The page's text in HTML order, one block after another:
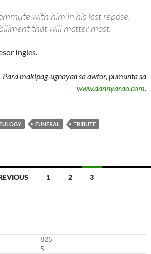
with him in his last repose,
that will matter most.
Ingles.
Para makipag-ugnayan sa awtor, pumunta sa
www.dannyarao.com.
EULOGY FUNERAL
TRIBUTE
1 2 3
825
5